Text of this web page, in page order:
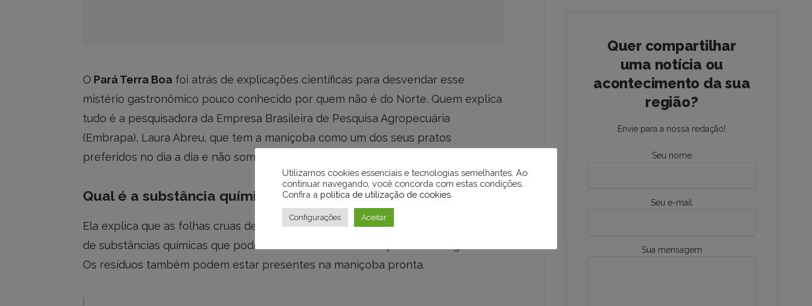
O Pará Terra Boafoi atrás de explicações científicas para desvendar esse
mistério gastronômico pouco conhecido por quem não é do Norte. Quem explica
tudo é a pesquisadora da Empresa Brasileira de Pesquisa Agropecuária
(Embrapa), Laura Abreu, que tem a maniçoba como um dos seus pratos
preferidos no dia a dia e não somente em datas festivas.
Qual é a substância química?
Ela explica que as folhas cruas de mandioca apresentam grandes quantidades
de substâncias químicas que podem ser chamadas de compostos cianogênicos.
Os resíduos também podem estar presentes na maniçoba pronta.
Quer compartilhar
uma notícia ou
acontecimento da sua
região?
Envie para a nossa redação!
Seu nome
Seu e-mail
Sua mensagem
Utilizamos cookies essenciais e tecnologias semelhantes. Ao
continuar navegando, você concorda com estas condições.
Confira a política de utilização de cookies
Configurações Aceitar